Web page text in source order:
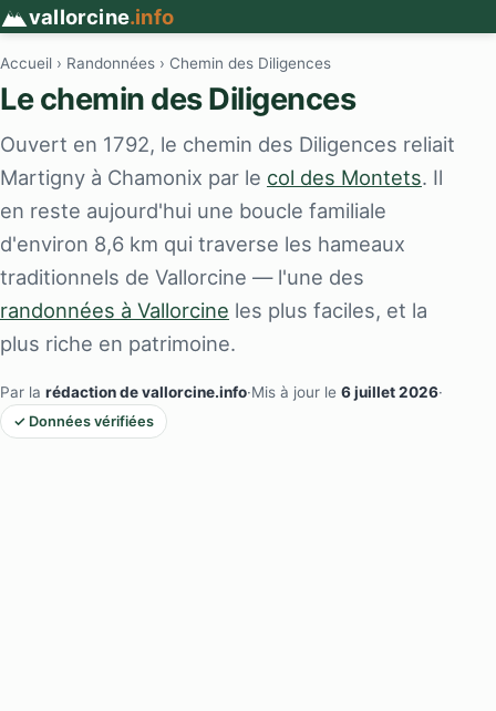
vallorcine.info
Accueil › Randonnées › Chemin des Diligences
Le chemin des Diligences
Ouvert en 1792, le chemin des Diligences reliait
Martigny à Chamonix par le col des Montets. Il
en reste aujourd'hui une boucle familiale
d'environ 8,6 km qui traverse les hameaux
traditionnels de Vallorcine — l'une des
randonnées à Vallorcine les plus faciles, et la
plus riche en patrimoine.
Par la rédaction de vallorcine.info·Mis à jour le 6 juillet 2026·
✓ Données vérifiées